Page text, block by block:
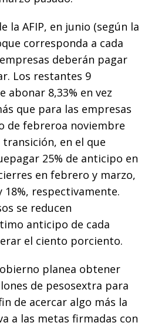
la AFIP, en junio (según la
corresponda a cada
deberán pagar
Los restantes 9
abonar 8,33% en vez
que para las empresas
de febreroa noviembre
en el que
25% de anticipo en
en febrero y marzo,
18%, respectivamente.
se reducen
anticipo de cada
el ciento porciento.
planea obtener
de pesosextra para
de acercar algo más la
a las metas firmadas con